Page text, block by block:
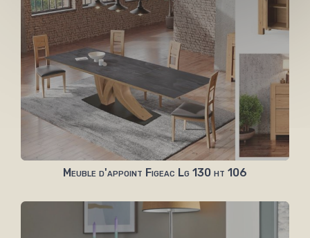
Meuble d'appoint Figeac Lg 130 ht 106